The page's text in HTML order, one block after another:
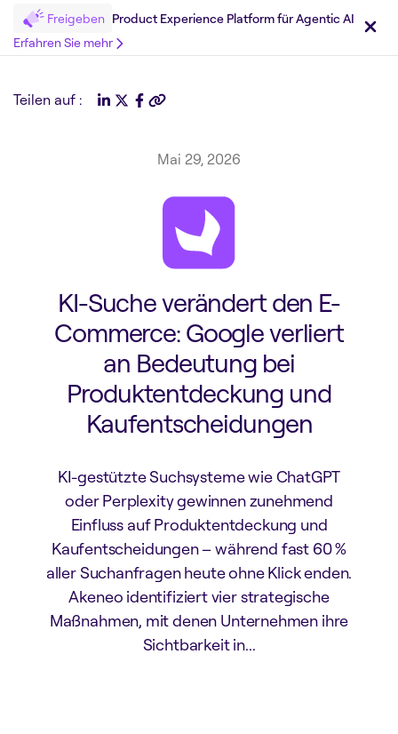
Freigeben Product Experience Platform für Agentic AI
Erfahren Sie mehr
Teilen auf :
Mai 29, 2026
KI-Suche verändert den E-
Commerce: Google verliert
an Bedeutung bei
Produktentdeckung und
Kaufentscheidungen
KI-gestützte Suchsysteme wie ChatGPT
oder Perplexity gewinnen zunehmend
Einfluss auf Produktentdeckung und
Kaufentscheidungen – während fast 60 %
aller Suchanfragen heute ohne Klick enden.
Akeneo identifiziert vier strategische
Maßnahmen, mit denen Unternehmen ihre
Sichtbarkeit in...